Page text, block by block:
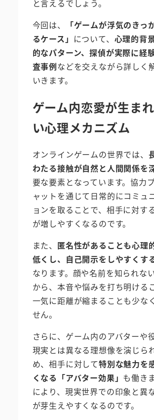
と言えるでしょう。
今回は、
「ゲームが浮気のきっ
るケース」 について、 心理的背
的なパターン、探偵が実際に経
査事例などを交えながら詳しく
いきます。
ゲーム内恋愛が生ま
い心理メカニズム
オンラインゲームの世界では、
わたる接触が自然と人間関係を
要な要素となっています。協力
ャットを通じて日常的にコミュ
ョンを取ることで、相手に対す
が増しやすくなるのです。
また、 匿名性があることも心理
低くし、自己開示をしやすくす
なります。顔や名前を知られな
から、本音や悩みを打ち明けるこ
一気に距離が縮まることも少な
せん。
さらに、ゲーム内のアバターや
現実とは異なる理想像を演じら
め、相手に対して特別な魅力を
くなる「アバター効果」 も働き
により、現実世界での印象と異
が芽生えやすくなるのです。